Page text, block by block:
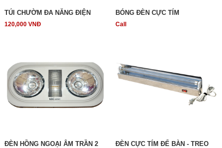
TÚI CHƯỜM ĐA NĂNG ĐIỆN
120,000 VNĐ
BÓNG ĐÈN CỰC TÍM
Call
ĐÈN HỒNG NGOẠI ÂM TRẦN 2
ĐÈN CỰC TÍM ĐỂ BÀN - TREO